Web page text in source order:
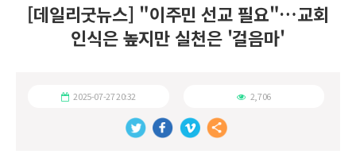
[데일리굿뉴스] "이주민 선교 필요"…교회
인식은 높지만 실천은 '걸음마'
2025-07-27 20:32 2,706